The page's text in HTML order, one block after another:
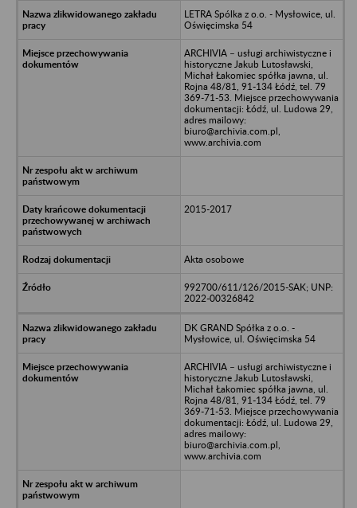
LETRA Spólka z o.o. - Mysłowice, ul.
Oświęcimska 54
ARCHIVIA – usługi archiwistyczne i
historyczne Jakub Lutosławski,
Michał Łakomiec spółka jawna, ul.
Rojna 48/81, 91-134 Łódź, tel. 79
369-71-53. Miejsce przechowywania
dokumentacji: Łódź, ul. Ludowa 29,
adres mailowy:
biuro@archivia.com.pl,
www.archivia.com
2015-2017
Akta osobowe
992700/611/126/2015-SAK; UNP:
2022-00326842
DK GRAND Spółka z o.o. -
Mysłowice, ul. Oświęcimska 54
ARCHIVIA – usługi archiwistyczne i
historyczne Jakub Lutosławski,
Michał Łakomiec spółka jawna, ul.
Rojna 48/81, 91-134 Łódź, tel. 79
369-71-53. Miejsce przechowywania
dokumentacji: Łódź, ul. Ludowa 29,
adres mailowy:
biuro@archivia.com.pl,
www.archivia.com